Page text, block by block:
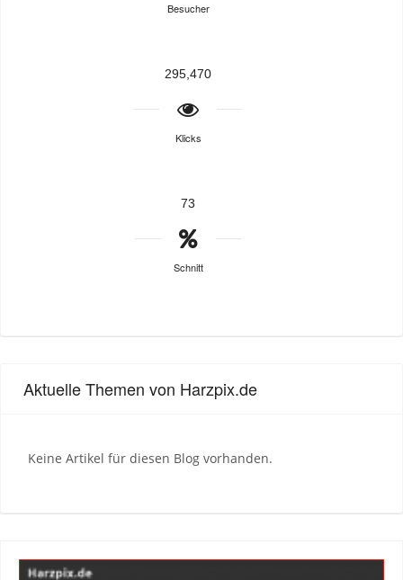
Besucher
295,470
Klicks
73
Schnitt
Aktuelle Themen von Harzpix.de
Keine Artikel für diesen Blog vorhanden.